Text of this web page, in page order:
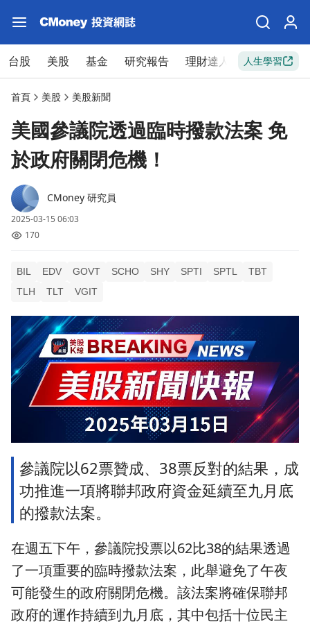
台股 美股 基金 研究報告 理財達人 新手入門
人生學習
首頁 美股 美股新聞
美國參議院透過臨時撥款法案 免
於政府關閉危機！
CMoney 研究員
2025-03-15 06:03
170
BIL EDV GOVT SCHO SHY SPTI SPTL
TBT
TLH
TLT VGIT
參議院以62票贊成、38票反對的結果，成
功推進一項將聯邦政府資金延續至九月底
的撥款法案。
在週五下午，參議院投票以62比38的結果透過
了一項重要的臨時撥款法案，此舉避免了午夜
可能發生的政府關閉危機。該法案將確保聯邦
政府的運作持續到九月底，其中包括十位民主